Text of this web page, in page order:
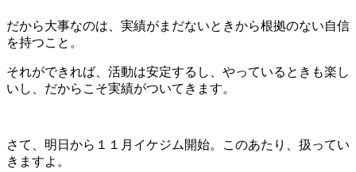
だから大事なのは、実績がまだないときから根拠のない自信
を持つこと。
それができれば、活動は安定するし、やっているときも楽し
いし、だからこそ実績がついてきます。
さて、明日から１１月イケジム開始。このあたり、扱ってい
きますよ。